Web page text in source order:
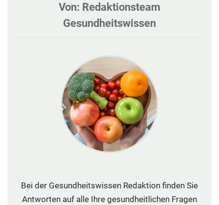
Von: Redaktionsteam
Gesundheitswissen
Bei der Gesundheitswissen Redaktion finden Sie
Antworten auf alle Ihre gesundheitlichen Fragen